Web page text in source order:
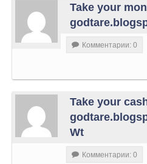
Take your
Комментарии: 0
Take your
Wt
Комментарии: 0